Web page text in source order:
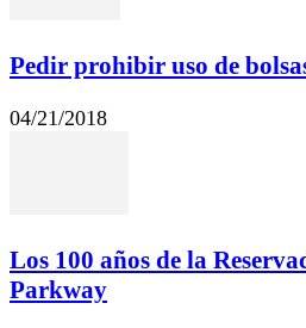
Pedir prohibir uso de
04/21/2018
Los 100 años de la
Parkway